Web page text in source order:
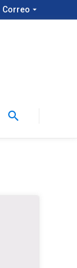
Correo arrow_drop_down
search